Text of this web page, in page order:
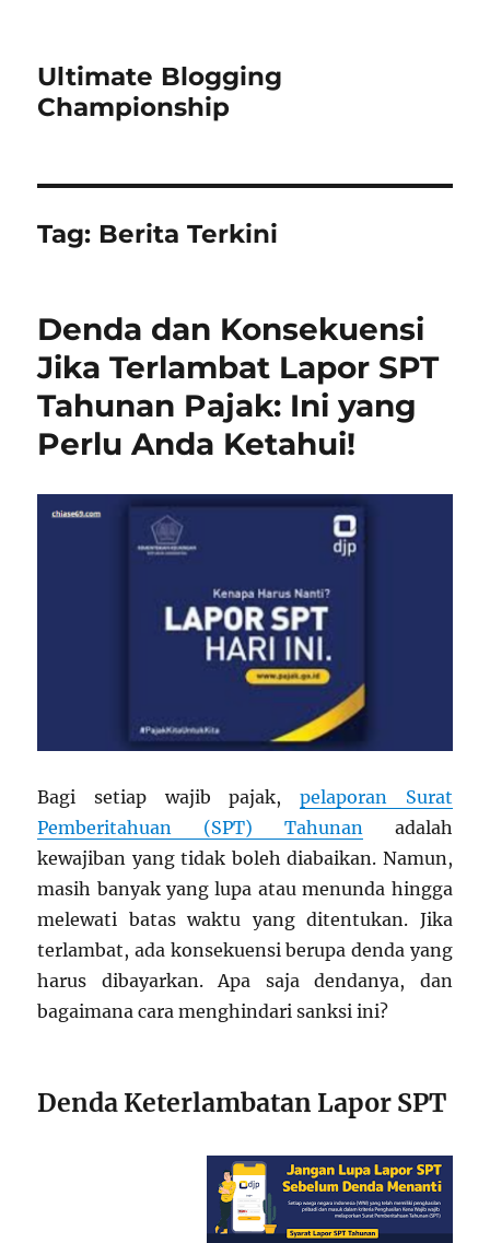
Ultimate Blogging
Championship
Tag: Berita Terkini
Denda dan Konsekuensi
Jika Terlambat Lapor SPT
Tahunan Pajak: Ini yang
Perlu Anda Ketahui!
Bagi setiap wajib pajak, pelaporan Surat
Pemberitahuan (SPT) Tahunan adalah
kewajiban yang tidak boleh diabaikan. Namun,
masih banyak yang lupa atau menunda hingga
melewati batas waktu yang ditentukan. Jika
terlambat, ada konsekuensi berupa denda yang
harus dibayarkan. Apa saja dendanya, dan
bagaimana cara menghindari sanksi ini?
Denda Keterlambatan Lapor SPT